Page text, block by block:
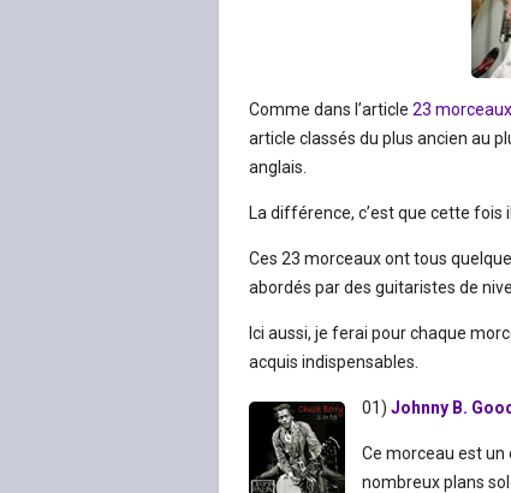
Comme dans l’article 23
article classés du plus ancien au
anglais.
La différence, c’est que cette
Ces 23 morceaux ont tous
abordés par des guitaristes de
Ici aussi, je ferai pour chaque
acquis indispensables.
01) Johnny B.
Ce morceau est
nombreux plans